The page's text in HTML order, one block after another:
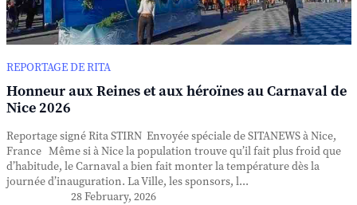
REPORTAGE DE RITA
Honneur aux Reines et aux héroïnes au Carnaval de
Nice 2026
Reportage signé Rita STIRN Envoyée spéciale de SITANEWS à Nice,
France Même si à Nice la population trouve qu’il fait plus froid que
d’habitude, le Carnaval a bien fait monter la température dès la
journée d’inauguration. La Ville, les sponsors, l...
28 February, 2026